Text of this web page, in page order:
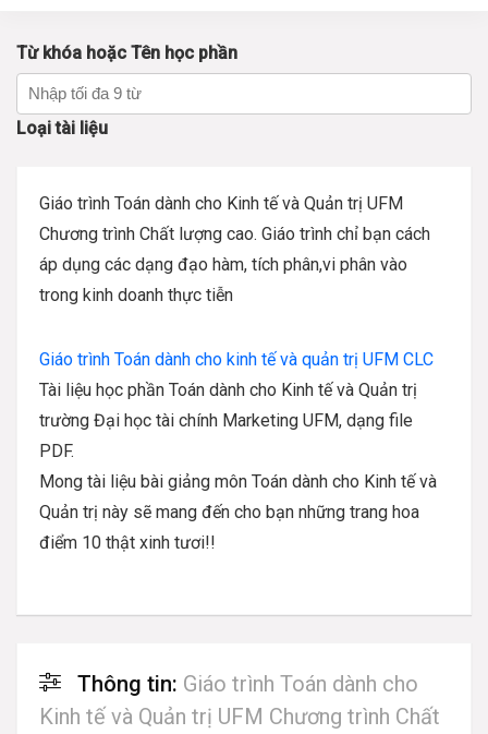
Từ khóa hoặc Tên học phần
Loại tài liệu
Giáo trình Toán dành cho Kinh tế và Quản trị UFM
Chương trình Chất lượng cao. Giáo trình chỉ bạn cách
áp dụng các dạng đạo hàm, tích phân,vi phân vào
trong kinh doanh thực tiễn
Giáo trình Toán dành cho kinh tế và quản trị UFM CLC
Tài liệu học phần Toán dành cho Kinh tế và Quản trị
trường Đại học tài chính Marketing UFM, dạng file
PDF.
Mong tài liệu bài giảng môn Toán dành cho Kinh tế và
Quản trị này sẽ mang đến cho bạn những trang hoa
điểm 10 thật xinh tươi!!
Thông tin: Giáo trình Toán dành cho
Kinh tế và Quản trị UFM Chương trình Chất